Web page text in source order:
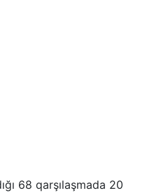
68 qarşılaşmada 20